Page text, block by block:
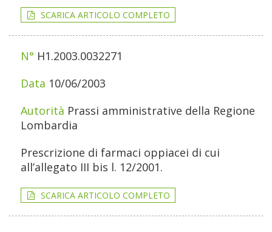
SCARICA ARTICOLO COMPLETO
H1.2003.0032271
10/06/2003
Prassi amministrative della Regione
Lombardia
Prescrizione di farmaci oppiacei di cui
all’allegato III bis l. 12/2001.
SCARICA ARTICOLO COMPLETO